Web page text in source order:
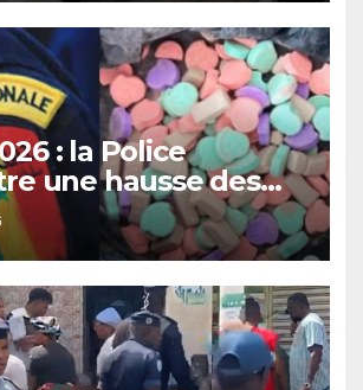
: la Police
une hausse des
drogues de
malgré un recul de
stupéfiants